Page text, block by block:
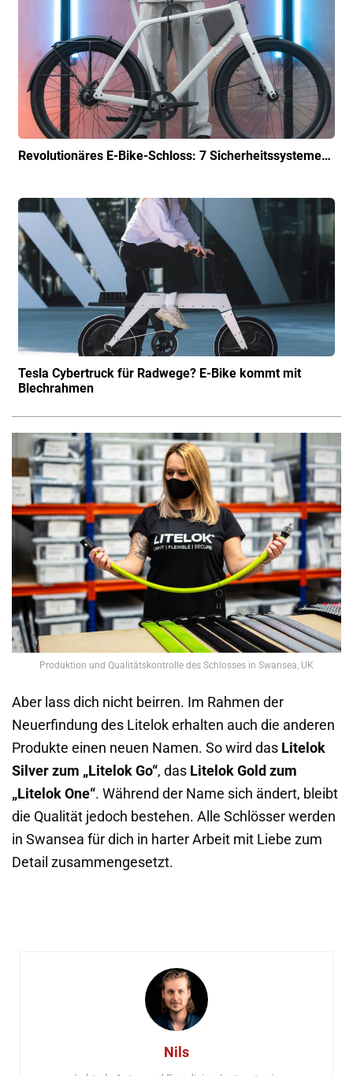
Revolutionäres E-Bike-Schloss: 7 Sicherheitssysteme…
Tesla Cybertruck für Radwege? E-Bike kommt mit
Blechrahmen
Produktion und Qualitätskontrolle des Schlosses in Swansea, UK
Aber lass dich nicht beirren. Im Rahmen der
Neuerfindung des Litelok erhalten auch die anderen
Produkte einen neuen Namen. So wird das Litelok
Silver zum „Litelok Go“, das Litelok Gold zum
„Litelok One“. Während der Name sich ändert, bleibt
die Qualität jedoch bestehen. Alle Schlösser werden
in Swansea für dich in harter Arbeit mit Liebe zum
Detail zusammengesetzt.
Nils